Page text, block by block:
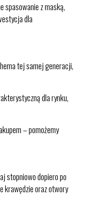
spasowanie z maską,
dla
tej samej generacji,
dla rynku,
– pomożemy
stopniowo dopiero po
krawędzie oraz otwory